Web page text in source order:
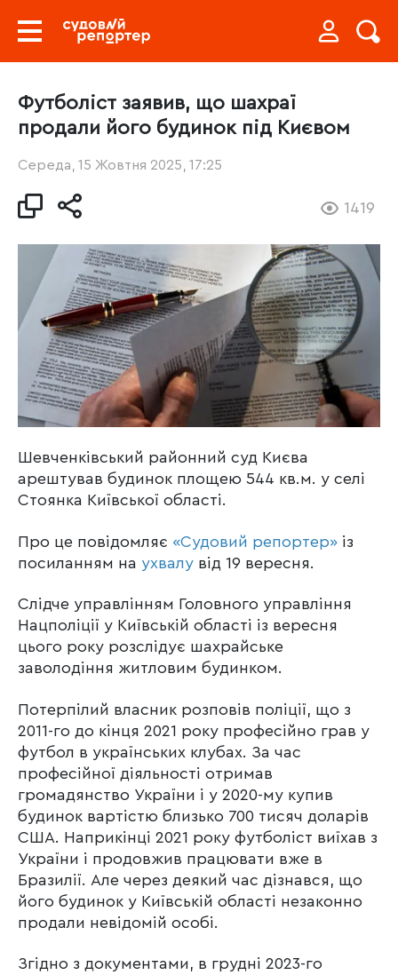
Футболіст заявив, що шахраї
продали його будинок під Києвом
Середа, 15 Жовтня 2025, 17:25
1419
Шевченківський районний суд Києва
арештував будинок площею 544 кв.м. у селі
Стоянка Київської області.
Про це повідомляє «Судовий репортер» із
посиланням на ухвалу від 19 вересня.
Слідче управлінням Головного управління
Нацполіції у Київській області із вересня
цього року розслідує шахрайське
заволодіння житловим будинком.
Потерпілий власник розповів поліції, що з
2011-го до кінця 2021 року професійно грав у
футбол в українських клубах. За час
професійної діяльності отримав
громадянство України і у 2020-му купив
будинок вартістю близько 700 тисяч доларів
США. Наприкінці 2021 року футболіст виїхав з
України і продовжив працювати вже в
Бразилії. Але через деякий час дізнався, що
його будинок у Київській області незаконно
продали невідомій особі.
Згідно з документами, в грудні 2023-го